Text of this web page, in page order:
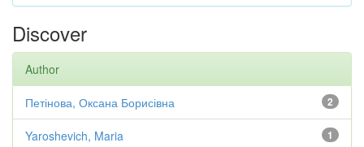
Discover
Author
2
Петінова, Оксана Борисівна
1
Yaroshevich, Maria